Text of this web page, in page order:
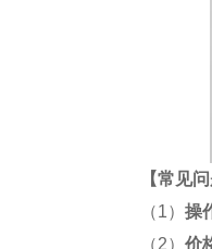
【常见
（1） 操
（2） 价